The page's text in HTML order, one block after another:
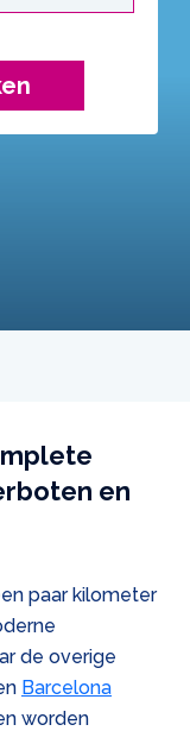
en
paar kilometer
de overige
Barcelona
worden